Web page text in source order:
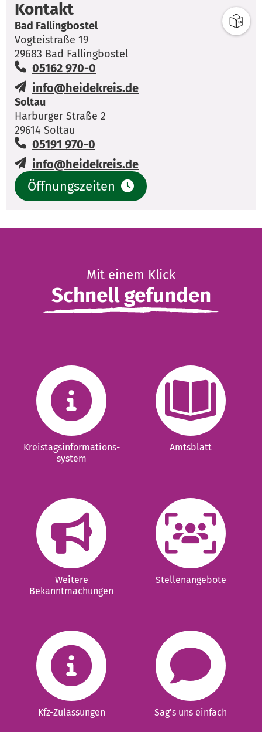
Kontakt
Bad Fallingbostel
Vogteistraße 19
29683 Bad Fallingbostel
05162 970-0
info@heidekreis.de
Soltau
Harburger Straße 2
29614 Soltau
05191 970-0
info@heidekreis.de
Öffnungszeiten
Mit einem Klick
Schnell gefunden
Kreistagsinformations-
system
Amtsblatt
Weitere
Bekanntmachungen
Stellenangebote
Kfz-Zulassungen Sag's uns einfach